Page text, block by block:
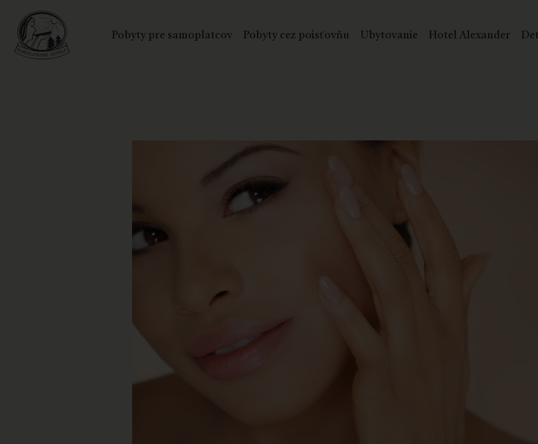
Pobyty pre samoplatcov Pobyty cez poisťovňu Ubytovanie Hotel Alexander